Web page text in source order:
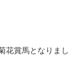
花賞馬となりまし